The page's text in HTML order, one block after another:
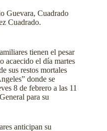
Guevara, Cuadrado
Cuadrado.
tienen el pesar
acaecido el día martes
sus restos mortales
donde se
8 de febrero a las 11
para su
anticipan su